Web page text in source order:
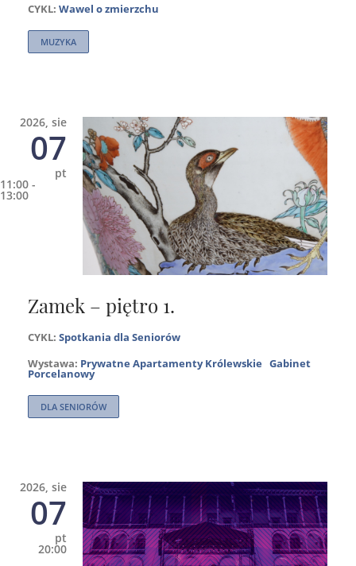
CYKL: Wawel o zmierzchu
MUZYKA
2026, sie
07
pt
11:00 -
13:00
Zamek – piętro 1.
CYKL: Spotkania dla Seniorów
Wystawa: Prywatne Apartamenty Królewskie Gabinet
Porcelanowy
DLA SENIORÓW
2026, sie
07
pt
20:00